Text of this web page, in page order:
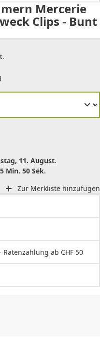
Mercerie
Clips - Bunt
11. August.
Min. 50 Sek.
Zur Merkliste hinzufügen
ab CHF 50